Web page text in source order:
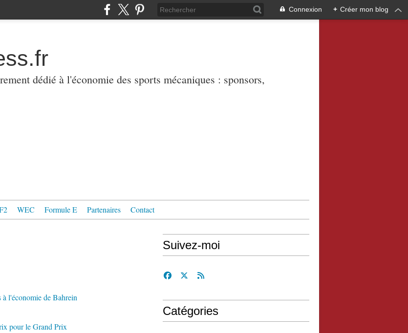
Connexion + Créer mon blog
dédié à l'économie des sports mécaniques : sponsors,
WEC Formule E Partenaires Contact
l'économie de Bahrein
pour le Grand Prix
Suivez-moi
Catégories